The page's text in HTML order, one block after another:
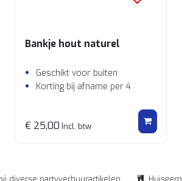
Bankje hout naturel
Geschikt voor buiten
Korting bij afname per 4
€ 25,00 Incl. btw
diverse partyverhuurartikelen